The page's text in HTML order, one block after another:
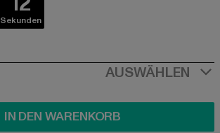
Sekunden
AUSWÄHLEN
IN DEN WARENKORB